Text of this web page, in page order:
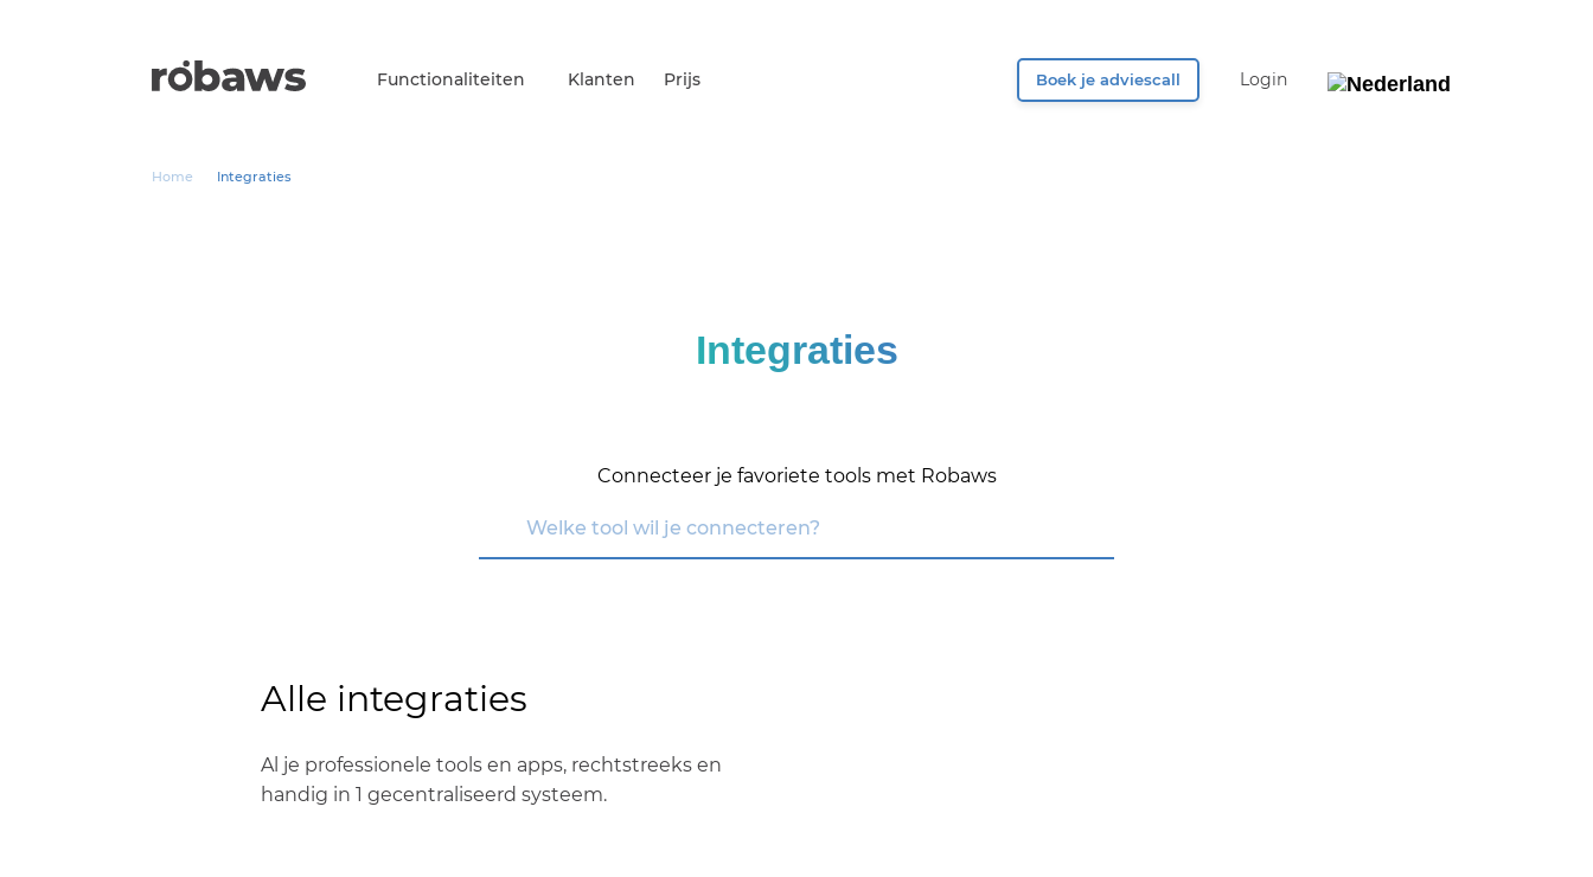
Functionaliteiten Klanten Prijs Boek je adviescall Login
Home Integraties
Integraties
Connecteer je favoriete tools met Robaws
Alle integraties
Al je professionele tools en apps, rechtstreeks en
handig in 1 gecentraliseerd systeem.